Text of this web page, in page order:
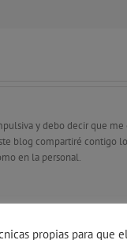
y debo decir que
blog compartiré
en la personal.
propias para que